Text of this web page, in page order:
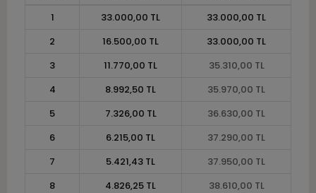
1
33.000,00 TL
33.000,00 TL
2
16.500,00 TL
33.000,00 TL
3
11.770,00 TL
35.310,00 TL
4
8.992,50 TL
35.970,00 TL
5
7.326,00 TL
36.630,00 TL
6
6.215,00 TL
37.290,00 TL
7
5.421,43 TL
37.950,00 TL
8
4.826,25 TL
38.610,00 TL